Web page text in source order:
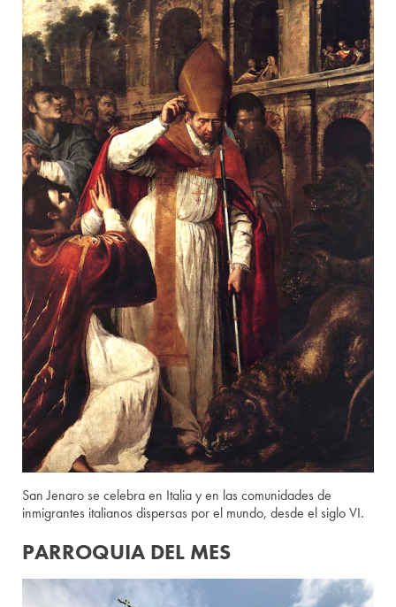
San Jenaro se celebra en Italia y en las comunidades de
inmigrantes italianos dispersas por el mundo, desde el siglo VI.
PARROQUIA DEL MES